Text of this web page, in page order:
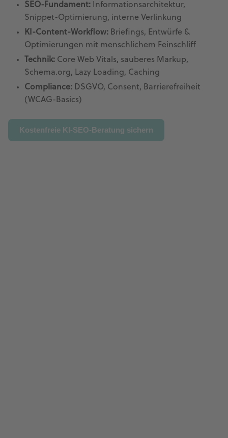
SEO-Fundament: Informationsarchitektur,
Snippet-Optimierung, interne Verlinkung
KI-Content-Workflow: Briefings, Entwürfe &
Optimierungen mit menschlichem Feinschliff
Technik: Core Web Vitals, sauberes Markup,
Schema.org, Lazy Loading, Caching
Compliance: DSGVO, Consent, Barrierefreiheit
(WCAG-Basics)
Kostenfreie KI-SEO-Beratung sichern